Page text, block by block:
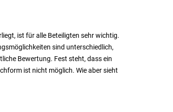
ist für alle Beteiligten sehr wichtig.
sind unterschiedlich,
Bewertung. Fest steht, dass ein
ist nicht möglich. Wie aber sieht